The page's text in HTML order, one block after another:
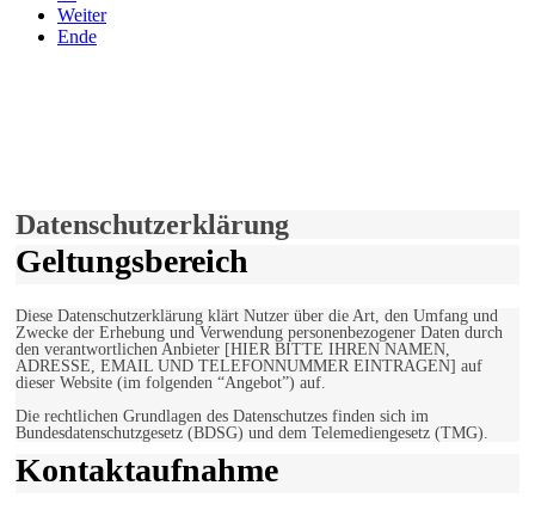
Weiter
Ende
Datenschutzerklärung
Geltungsbereich
Diese Datenschutzerklärung klärt Nutzer über die Art, den Umfang und
Zwecke der Erhebung und Verwendung personenbezogener Daten durch
den verantwortlichen Anbieter [HIER BITTE IHREN NAMEN,
ADRESSE, EMAIL UND TELEFONNUMMER EINTRAGEN] auf
dieser Website (im folgenden “Angebot”) auf.
Die rechtlichen Grundlagen des Datenschutzes finden sich im
Bundesdatenschutzgesetz (BDSG) und dem Telemediengesetz (TMG).
Kontaktaufnahme